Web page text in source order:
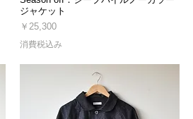
ジャケット
価格
￥25,300
消費税込み